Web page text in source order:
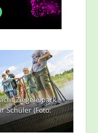
Ziegeleipark
Schüler (Foto: